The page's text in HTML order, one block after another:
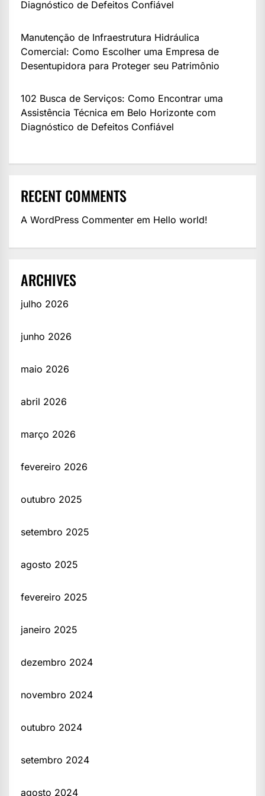
Diagnóstico de Defeitos Confiável
Manutenção de Infraestrutura Hidráulica
Comercial: Como Escolher uma Empresa de
Desentupidora para Proteger seu Patrimônio
102 Busca de Serviços: Como Encontrar uma
Assistência Técnica em Belo Horizonte com
Diagnóstico de Defeitos Confiável
RECENT COMMENTS
A WordPress Commenter em Hello world!
ARCHIVES
julho 2026
junho 2026
maio 2026
abril 2026
março 2026
fevereiro 2026
outubro 2025
setembro 2025
agosto 2025
fevereiro 2025
janeiro 2025
dezembro 2024
novembro 2024
outubro 2024
setembro 2024
agosto 2024